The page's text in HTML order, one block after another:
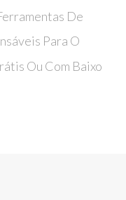
De
Para O
Ou Com Baixo